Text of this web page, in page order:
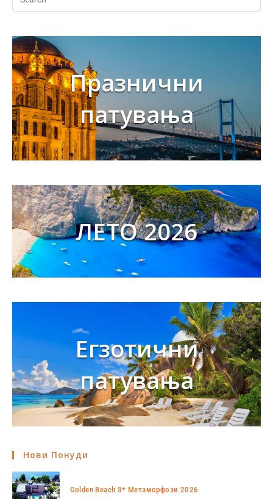
Празнични
патувања
ЛЕТО 2026
Егзотични
патувања
Нови Понуди
Golden Beach 3* Метаморфози 2026